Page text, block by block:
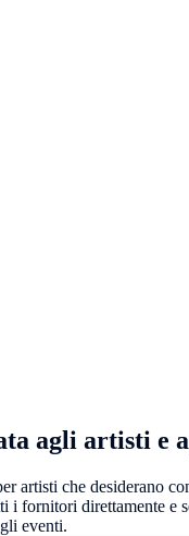
agli artisti e
artisti che desiderano
i fornitori direttamente e
eventi.